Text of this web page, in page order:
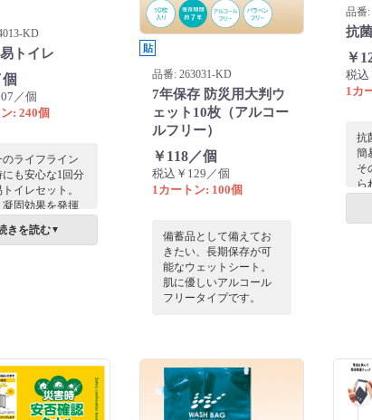
助
ー
だ
場
ー
KD
トイレ
／個
: 240個
のライフライン
も安心な1回分
イレセット。
凝固効果を発揮
固剤、汚物袋、
付きで、コンパ
きを読む▼
貼
品番: 263031-KD
7年保存 防災用大判ウ
ェット10枚（アルコー
ルフリー）
￥118／個
税込￥129／個
1カートン: 100個
備蓄品として備えてお
きたい、長期保存が可
能なウェットシート。
肌に優しいアルコール
フリータイプです。
品番:
抗
￥
税込
1カ
抗
簡
そ
ら